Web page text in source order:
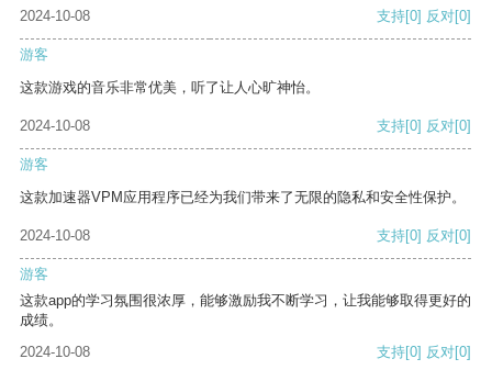
2024-10-08
支持[0] 反对[0]
游客
这款游戏的音乐非常优美，听了让人心旷神怡。
2024-10-08 支持[0] 反对[0]
游客
这款加速器VPM应用程序已经为我们带来了无限的隐私和安全性保护。
2024-10-08 支持[0] 反对[0]
游客
这款app的学习氛围很浓厚，能够激励我不断学习，让我能够取得更好的
成绩。
2024-10-08
支持[0] 反对[0]